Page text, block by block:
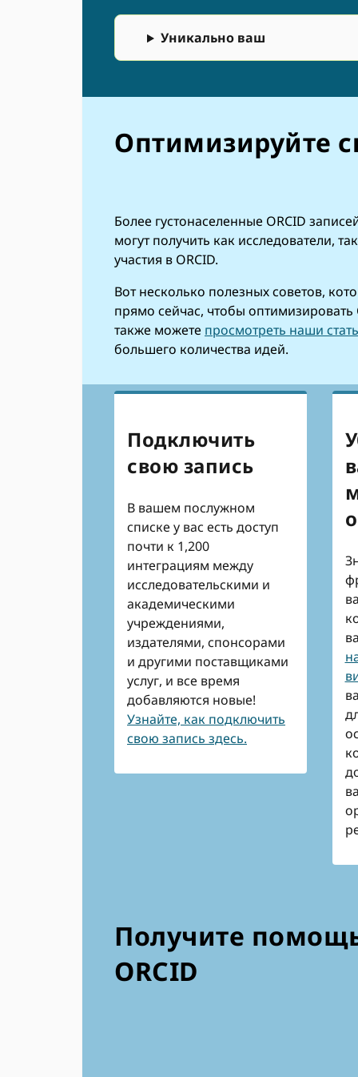
Уникально ваш
Оптимизируйте
Более густонаселенные ORCID
могут получить как исследователи,
участия в ORCID.
Вот несколько полезных советов,
прямо сейчас, чтобы оптимизировать
также можете просмотреть наши
большего количества идей.
Подключить
свою запись
В вашем послужном
списке у вас есть доступ
почти к 1,200
интеграциям между
исследовательскими и
академическими
учреждениями,
издателями, спонсорами
и другими поставщиками
услуг, и все время
добавляются новые!
Узнайте, как подключить
свою запись здесь.
Получите
ORCID